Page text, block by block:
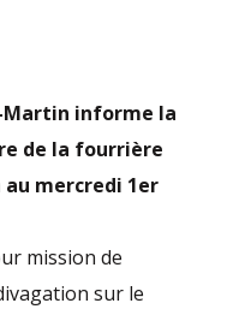
Martin informe la
de la fourrière
mercredi 1er
mission de
sur le